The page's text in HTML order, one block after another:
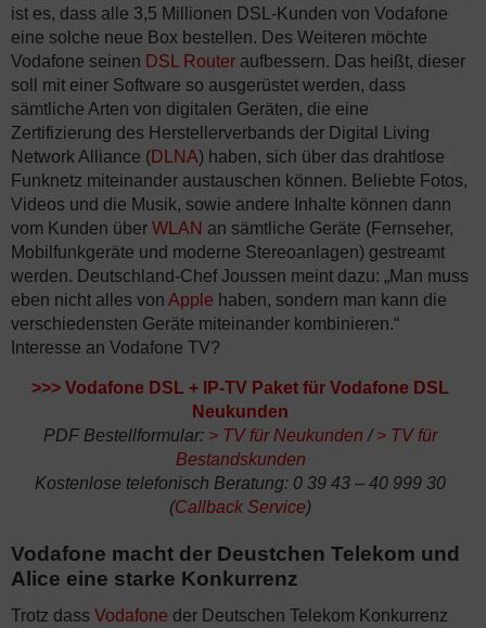
ist es, dass alle 3,5 Millionen DSL-Kunden von Vodafone
eine solche neue Box bestellen. Des Weiteren möchte
Vodafone seinen DSL Router aufbessern. Das heißt, dieser
soll mit einer Software so ausgerüstet werden, dass
sämtliche Arten von digitalen Geräten, die eine
Zertifizierung des Herstellerverbands der Digital Living
Network Alliance (DLNA) haben, sich über das drahtlose
Funknetz miteinander austauschen können. Beliebte Fotos,
Videos und die Musik, sowie andere Inhalte können dann
vom Kunden über WLAN an sämtliche Geräte (Fernseher,
Mobilfunkgeräte und moderne Stereoanlagen) gestreamt
werden. Deutschland-Chef Joussen meint dazu: „Man muss
eben nicht alles von Apple haben, sondern man kann die
verschiedensten Geräte miteinander kombinieren.“
Interesse an Vodafone TV?
>>> Vodafone DSL + IP-TV Paket für Vodafone DSL
Neukunden
PDF Bestellformular: > TV für Neukunden /> TV für
Bestandskunden
Kostenlose telefonisch Beratung: 0 39 43 – 40 999 30
(Callback Service)
Vodafone macht der Deustchen Telekom und
Alice eine starke Konkurrenz
Trotz dass Vodafone der Deutschen Telekom Konkurrenz